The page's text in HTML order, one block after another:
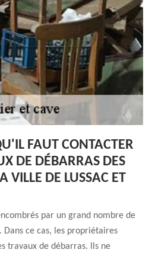
FAUT CONTACTER
DE DÉBARRAS DES
VILLE DE LUSSAC ET
par un grand nombre de
ce cas, les propriétaires
travaux de débarras. Ils ne